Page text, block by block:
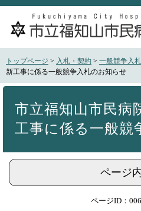
ペ
頭
で
メ
飛
ば
トップページ > 入札・契約 > 一般競争入札
新工事に係る一般競争入札のお知らせ
市立福知山市民
工事に係る一般競
ページ
ページID：